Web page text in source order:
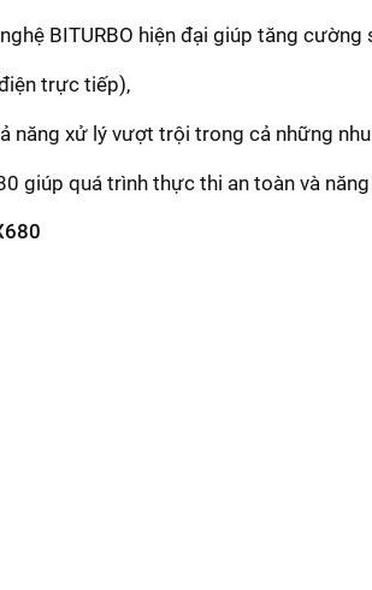
BITURBO hiện đại giúp tăng cường
trực tiếp),
năng xử lý vượt trội trong cả những
giúp quá trình thực thi an toàn và